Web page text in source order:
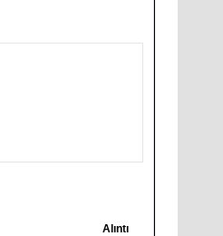
Alıntı